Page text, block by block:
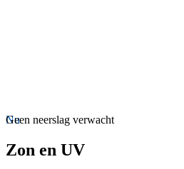
Nu
Geen neerslag verwacht
Zon en UV